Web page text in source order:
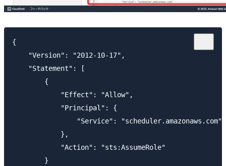
{
    "Version": "2012-10-17",
    "Statement": [
        {
            "Effect": "Allow",
            "Principal": {
                "Service": "scheduler.amazonaws.com"
            },
            "Action": "sts:AssumeRole"
        }